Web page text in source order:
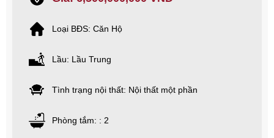
Loại BĐS: Căn Hộ
Lầu: Lầu Trung
Tình trạng nội thất: Nội thất một phần
Phòng tắm: : 2